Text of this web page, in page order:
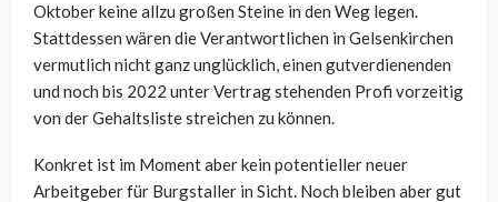
Oktober keine allzu großen Steine in den Weg legen.
Stattdessen wären die Verantwortlichen in Gelsenkirchen
vermutlich nicht ganz unglücklich, einen gutverdienenden
und noch bis 2022 unter Vertrag stehenden Profi vorzeitig
von der Gehaltsliste streichen zu können.
Konkret ist im Moment aber kein potentieller neuer
Arbeitgeber für Burgstaller in Sicht. Noch bleiben aber gut